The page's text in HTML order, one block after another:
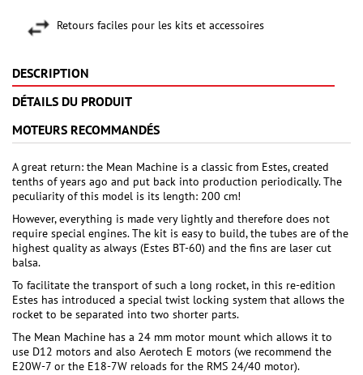
Retours faciles pour les kits et accessoires
DESCRIPTION
DÉTAILS DU PRODUIT
MOTEURS RECOMMANDÉS
A great return: the Mean Machine is a classic from Estes, created
tenths of years ago and put back into production periodically. The
peculiarity of this model is its length: 200 cm!
However, everything is made very lightly and therefore does not
require special engines. The kit is easy to build, the tubes are of the
highest quality as always (Estes BT-60) and the fins are laser cut
balsa.
To facilitate the transport of such a long rocket, in this re-edition
Estes has introduced a special twist locking system that allows the
rocket to be separated into two shorter parts.
The Mean Machine has a 24 mm motor mount which allows it to
use D12 motors and also Aerotech E motors (we recommend the
E20W-7 or the E18-7W reloads for the RMS 24/40 motor).